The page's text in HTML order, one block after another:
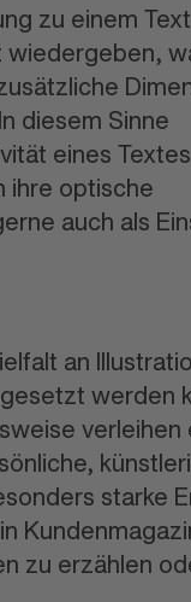
zu einem Text
diesem Sinne
eines
ihre optische
auch als
an
werden
verleihen
starke
Kunden
zu erzählen